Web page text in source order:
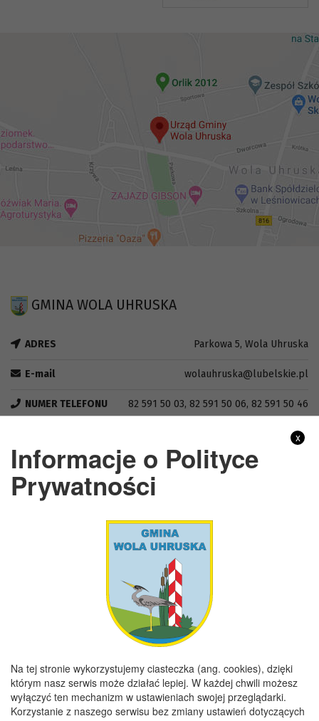
GMINA WOLA UHRUSKA
ADRES Parkowa 5, Wola Uhruska
E-mail wolauhruska@lubelskie.pl
NUMER TELEFONU 82 591 50 03, 82 591 50 06, 82 591 50 46
82 591 50 03
NIP 5651446722
REGON
GODZINY URZĘDOWANIA
Copyright 2019@ Urząd Gminy Wola Uhruska
x
Informacje o Polityce
Prywatności
Na tej stronie wykorzystujemy ciasteczka (ang. cookies), dzięki
którym nasz serwis może działać lepiej. W każdej chwili możesz
wyłączyć ten mechanizm w ustawieniach swojej przeglądarki.
Korzystanie z naszego serwisu bez zmiany ustawień dotyczących